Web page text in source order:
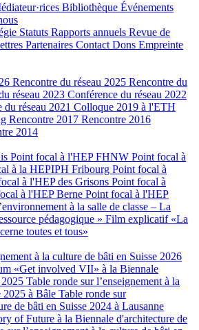
Bibliothèque Événements
Statuts Rapports annuels Revue de
Partenaires Contact Dons Empreinte
Rencontre du réseau 2025 Rencontre du
réseau 2023 Conférence du réseau 2022
réseau 2021 Colloque 2019 à l'ETH
Rencontre 2017 Rencontre 2016
2014
Point focal à l'HEP FHNW Point focal à
à la HEPIPH Fribourg Point focal à
à l'HEP des Grisons Point focal à
à l'HEP Berne Point focal à l'HEP
à la salle de classe – La
pédagogique » Film explicatif «La
toutes et tous»
à la culture de bâti en Suisse 2026
«Get involved VII» à la Biennale
Table ronde sur l’enseignement à la
2025 à Bâle Table ronde sur
de bâti en Suisse 2024 à Lausanne
of Future à la Biennale d'architecture de